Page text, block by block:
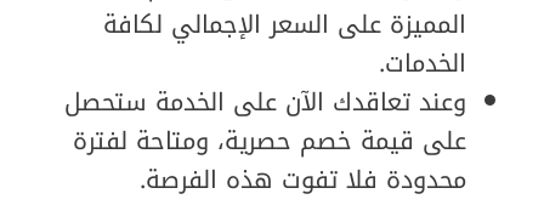
المميزة على السعر الإجمالي لكافة
الخدمات.
وعند تعاقدك الآن على الخدمة ستحصل
على قيمة خصم حصرية، ومتاحة لفترة
محدودة فلا تفوت هذه الفرصة.